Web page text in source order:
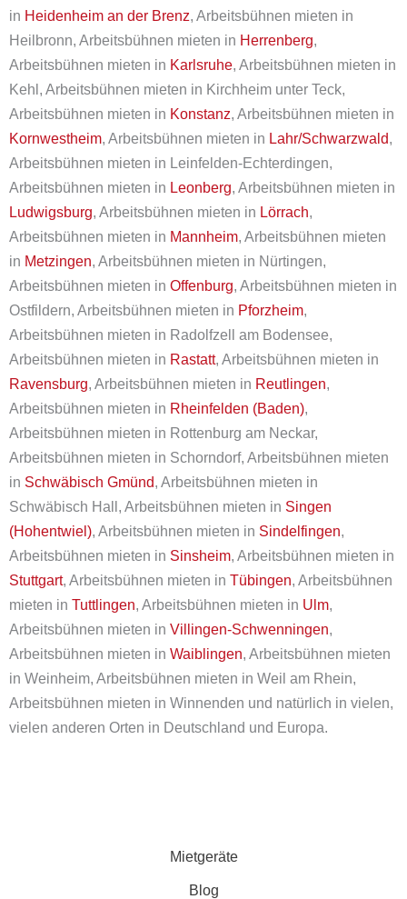
in Heidenheim an der Brenz, Arbeitsbühnen mieten in
Heilbronn, Arbeitsbühnen mieten in Herrenberg,
Arbeitsbühnen mieten in Karlsruhe, Arbeitsbühnen mieten in
Kehl, Arbeitsbühnen mieten in Kirchheim unter Teck,
Arbeitsbühnen mieten in Konstanz, Arbeitsbühnen mieten in
Kornwestheim, Arbeitsbühnen mieten in Lahr/Schwarzwald,
Arbeitsbühnen mieten in Leinfelden-Echterdingen,
Arbeitsbühnen mieten in Leonberg, Arbeitsbühnen mieten in
Ludwigsburg, Arbeitsbühnen mieten in Lörrach,
Arbeitsbühnen mieten in Mannheim, Arbeitsbühnen mieten
in Metzingen, Arbeitsbühnen mieten in Nürtingen,
Arbeitsbühnen mieten in Offenburg, Arbeitsbühnen mieten in
Ostfildern, Arbeitsbühnen mieten in Pforzheim,
Arbeitsbühnen mieten in Radolfzell am Bodensee,
Arbeitsbühnen mieten in Rastatt, Arbeitsbühnen mieten in
Ravensburg, Arbeitsbühnen mieten in Reutlingen,
Arbeitsbühnen mieten in Rheinfelden (Baden),
Arbeitsbühnen mieten in Rottenburg am Neckar,
Arbeitsbühnen mieten in Schorndorf, Arbeitsbühnen mieten
in Schwäbisch Gmünd, Arbeitsbühnen mieten in
Schwäbisch Hall, Arbeitsbühnen mieten in Singen
(Hohentwiel), Arbeitsbühnen mieten in Sindelfingen,
Arbeitsbühnen mieten in Sinsheim, Arbeitsbühnen mieten in
Stuttgart, Arbeitsbühnen mieten in Tübingen, Arbeitsbühnen
mieten in Tuttlingen, Arbeitsbühnen mieten in Ulm,
Arbeitsbühnen mieten in Villingen-Schwenningen,
Arbeitsbühnen mieten in Waiblingen, Arbeitsbühnen mieten
in Weinheim, Arbeitsbühnen mieten in Weil am Rhein,
Arbeitsbühnen mieten in Winnenden und natürlich in vielen,
vielen anderen Orten in Deutschland und Europa.
Mietgeräte
Blog